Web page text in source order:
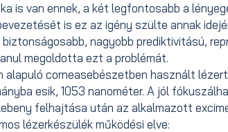
is van ennek, a két legfontosabb a
is ez az igény szülte annak
nagyobb prediktivitású,
megoldotta ezt a problémát.
alapuló corneasebészetben használt
esik, 1053 nanométer. A jól
felhajtása után az alkalmazott
lézerkészülék működési elve: